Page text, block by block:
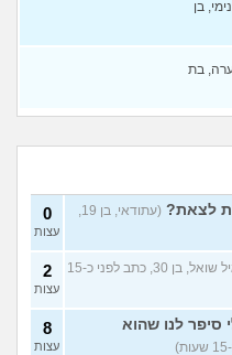
11
6
4
עצות
בן
בת
לצאת?
(עתודאי, בן 19,
0
עצות
(גיל שואל, בן 30, כתב לפני כ-15
2
עצות
סיפר לנו שהוא
8
עצות